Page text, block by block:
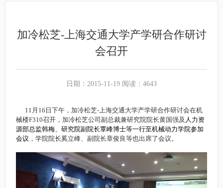
加冷松芝-上海交通大学产学研合作研讨
会召开
日期：2015-11-19 阅读：4643
11月16日下午，加冷松芝-上海交通大学产学研合作研讨会在机
械楼F310召开，加冷松芝公司副总裁兼研究院院长黄国强及 人力资
源部总监韩梅、研究院副院长覃峰博士等一行至机械动力学院参加
会议 ，学院院长奚立峰、副院长章俊良等也出席了会议。